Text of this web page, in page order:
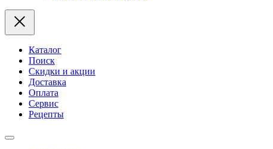
Каталог
Поиск
Скидки и акции
Доставка
Оплата
Сервис
Рецепты